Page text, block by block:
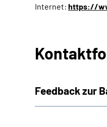
Internet: https://
Feedback zur